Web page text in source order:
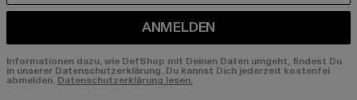
ANMELDEN
Informationen dazu, wie DefShop mit Deinen Daten umgeht, findest Du
in unserer Datenschutzerklärung. Du kannst Dich jederzeit kostenfei
abmelden. Datenschutzerklärung lesen.